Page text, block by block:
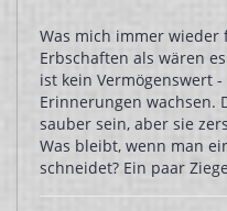
Was mich immer
Erbschaften als wären
ist kein Vermögenswert
Erinnerungen wachsen.
sauber sein, aber sie
Was bleibt, wenn man
schneidet? Ein paar